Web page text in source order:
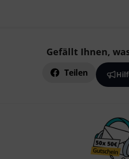
Gefällt Ihnen,
Teilen